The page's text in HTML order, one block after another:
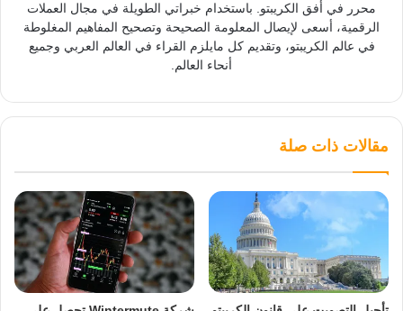
محرر في أفق الكريبتو. باستخدام خبراتي الطويلة في مجال العملات
الرقمية، أسعى لإيصال المعلومة الصحيحة وتصحيح المفاهيم المغلوطة
في عالم الكريبتو، وتقديم كل مايلزم القراء في العالم العربي وجميع
أنحاء العالم.
مقالات ذات صلة